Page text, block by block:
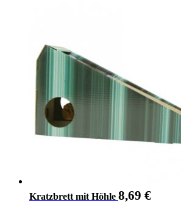
Kratzbrett mit Höhle 8,69 €